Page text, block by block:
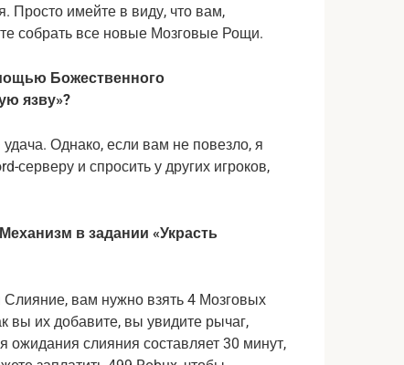
Просто имейте в виду, что вам,
собрать все новые Мозговые Рощи.
Божественного
язву»?
Однако, если вам не повезло, я
серверу и спросить у других игроков,
в задании «Украсть
вам нужно взять 4 Мозговых
вы их добавите, вы увидите рычаг,
слияния составляет 30 минут,